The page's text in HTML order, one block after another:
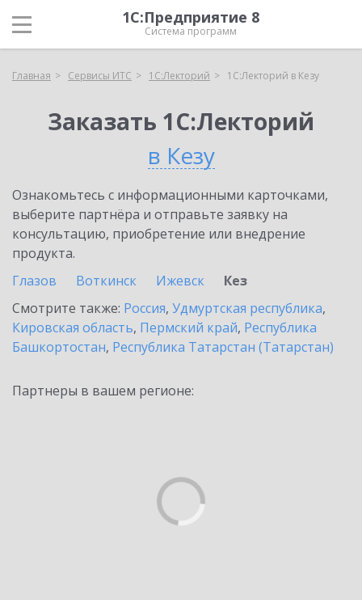
1С:Предприятие 8
Система программ
Главная Сервисы ИТС 1С:Лекторий 1С:Лекторий в Кезу
Заказать 1С:Лекторий
в Кезу
Ознакомьтесь с информационными карточками,
выберите партнёра и отправьте заявку на
консультацию, приобретение или внедрение
продукта.
Глазов
Воткинск Ижевск
Кез
Смотрите также: Россия, Удмуртская республика,
Кировская область, Пермский край, Республика
Башкортостан, Республика Татарстан (Татарстан)
Партнеры в вашем регионе: